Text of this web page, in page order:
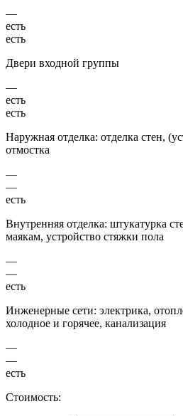
—
есть
есть
Двери входной группы
—
есть
есть
Наружная отделка: отделка стен,
отмостка
—
—
есть
Внутренняя отделка: штукатурка
маякам, устройство стяжки пола
—
—
есть
Инженерные сети: электрика,
холодное и горячее, канализация
—
—
есть
Стоимость: